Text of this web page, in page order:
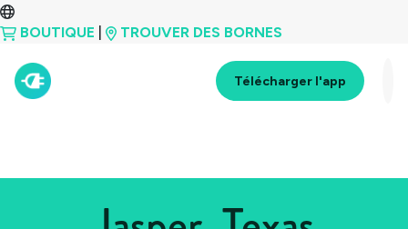
BOUTIQUE TROUVER DES BORNES
Télécharger l'app